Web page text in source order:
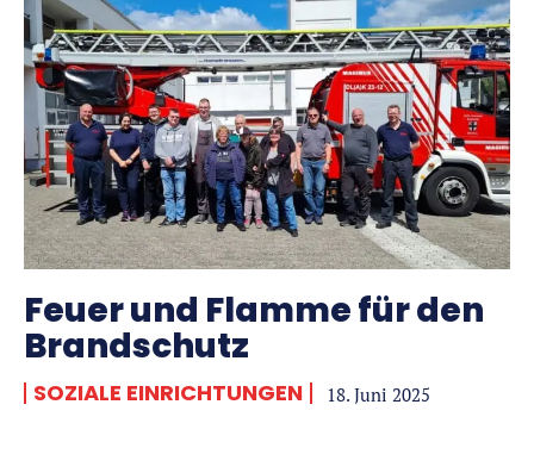
Feuer und Flamme für den
Brandschutz
SOZIALE EINRICHTUNGEN 18. Juni 2025